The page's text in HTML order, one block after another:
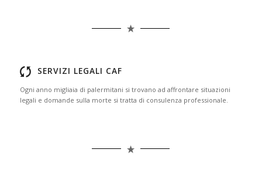
SERVIZI LEGALI CAF
Ogni anno migliaia di palermitani si trovano ad affrontare situazioni
legali e domande sulla morte si tratta di consulenza professionale.